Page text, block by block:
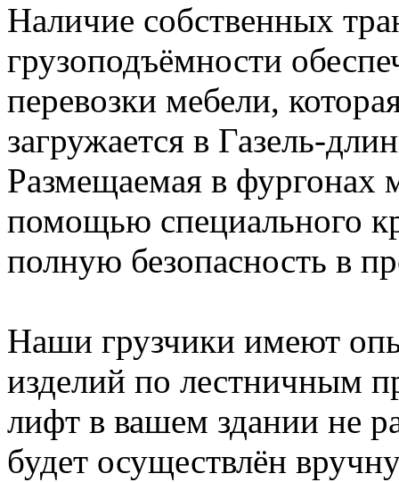
Наличие собственных
грузоподъёмности
перевозки мебели,
загружается в Газель-
Размещаемая в фургонах
помощью специального
полную безопасность в
Наши грузчики имеют
изделий по лестничным
лифт в вашем здании не
будет осуществлён